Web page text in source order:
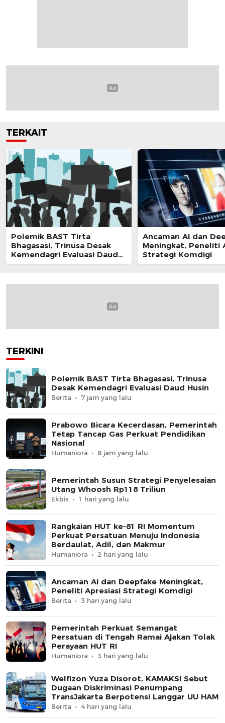
TERKAIT
Polemik BAST Tirta
Bhagasasi, Trinusa Desak
Kemendagri Evaluasi Daud
Husin
Ancaman AI dan
Meningkat, Peneliti
Strategi Komdigi
TERKINI
Polemik BAST Tirta Bhagasasi, Trinusa
Desak Kemendagri Evaluasi Daud Husin
Berita 7 jam yang lalu
Prabowo Bicara Kecerdasan, Pemerintah
Tetap Tancap Gas Perkuat Pendidikan
Nasional
Humaniora 8 jam yang lalu
Pemerintah Susun Strategi Penyelesaian
Utang Whoosh Rp118 Triliun
Ekbis 1 hari yang lalu
Rangkaian HUT ke-81 RI Momentum
Perkuat Persatuan Menuju Indonesia
Berdaulat, Adil, dan Makmur
Humaniora 2 hari yang lalu
Ancaman AI dan Deepfake Meningkat,
Peneliti Apresiasi Strategi Komdigi
Berita 3 hari yang lalu
Pemerintah Perkuat Semangat
Persatuan di Tengah Ramai Ajakan Tolak
Perayaan HUT RI
Humaniora 3 hari yang lalu
Welfizon Yuza Disorot, KAMAKSI Sebut
Dugaan Diskriminasi Penumpang
TransJakarta Berpotensi Langgar UU HAM
Berita 4 hari yang lalu